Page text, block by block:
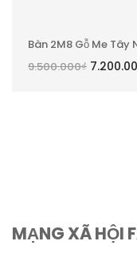
Bàn 2M8 Gỗ Me Tây
9.500.000₫
MẠNG XÃ HỘI